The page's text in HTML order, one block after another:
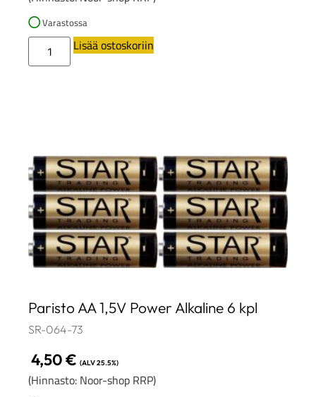
Varastossa
Lisää ostoskoriin
Paristo AA 1,5V Power Alkaline 6 kpl
SR-064-73
4,50€ (ALV 25.5%)
(Hinnasto: Noor-shop RRP)